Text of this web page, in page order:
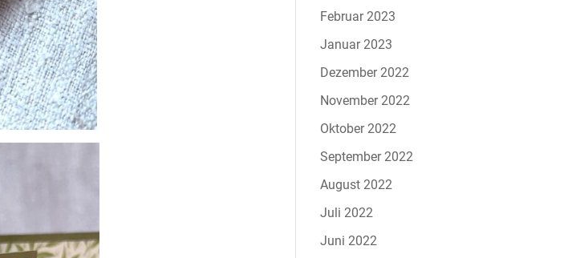
Februar 2023
Januar 2023
Dezember 2022
November 2022
Oktober 2022
September 2022
August 2022
Juli 2022
Juni 2022